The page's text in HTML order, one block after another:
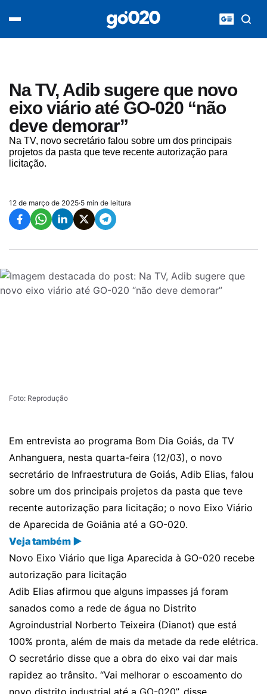
Na TV, Adib sugere que novo
eixo viário até GO-020 “não
deve demorar”
Na TV, novo secretário falou sobre um dos principais
projetos da pasta que teve recente autorização para
licitação.
12 de março de 2025·5 min de leitura
Foto: Reprodução
Em entrevista ao programa Bom Dia Goiás, da TV
Anhanguera, nesta quarta-feira (12/03), o novo
secretário de Infraestrutura de Goiás, Adib Elias, falou
sobre um dos principais projetos da pasta que teve
recente autorização para licitação; o novo Eixo Viário
de Aparecida de Goiânia até a GO-020.
Veja também ▶
Novo Eixo Viário que liga Aparecida à GO-020 recebe
autorização para licitação
Adib Elias afirmou que alguns impasses já foram
sanados como a rede de água no Distrito
Agroindustrial Norberto Teixeira (Dianot) que está
100% pronta, além de mais da metade da rede elétrica.
O secretário disse que a obra do eixo vai dar mais
rapidez ao trânsito. “Vai melhorar o escoamento do
novo distrito industrial até a GO-020”, disse.
acontece agora
entretenimento
vídeos
pod020